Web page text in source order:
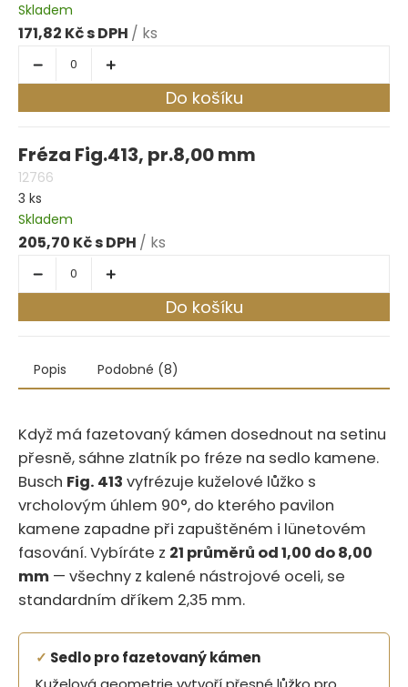
Skladem
171,82 Kč / ks
Do košíku
Fréza Fig.413, pr.8,00 mm
12766
3 ks
Skladem
205,70 Kč / ks
Do košíku
Popis Podobné (8)
Když má fazetovaný kámen dosednout na setinu
přesně, sáhne zlatník po fréze na sedlo kamene.‍​‍​‌​‌​‌​‌‌‌‌‌​‌​‌‌‌​​​​‌‌​‌‌‌‌​‌​
Busch Fig. 413 vyfrézuje kuželové lůžko s
vrcholovým úhlem 90°, do kterého pavilon
kamene zapadne při zapuštěném i lünetovém
fasování. Vybíráte z 21 průměrů od 1,00 do 8,00
mm — všechny z kalené nástrojové oceli, se
standardním dříkem 2,35 mm.
✓ Sedlo pro fazetovaný kámen